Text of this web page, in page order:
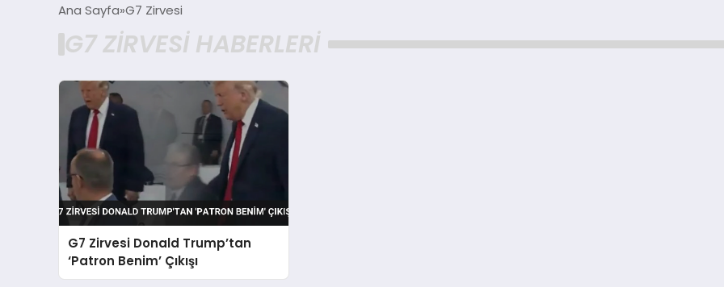
Ana Sayfa G7 Zirvesi
G7 ZIRVESI HABERLERI
G7 Zirvesi Donald Trump’tan
‘Patron Benim’ Çıkışı